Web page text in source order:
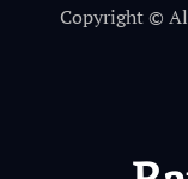
Copyright ©